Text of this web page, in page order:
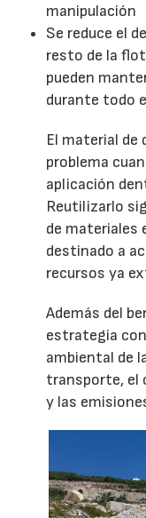
manipulación
Se reduce el
resto de la
pueden
durante todo
El material de
problema
aplicación
Reutilizarlo
de materiales
destinado a
recursos ya
Además del
estrategia
ambiental de
transporte, el
y las